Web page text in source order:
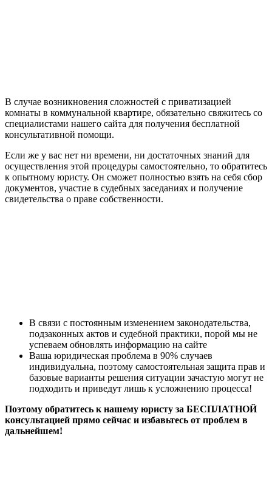
В случае возникновения сложностей с приватизацией
комнаты в коммунальной квартире, обязательно свяжитесь со
специалистами нашего сайта для получения бесплатной
консультативной помощи.
Если же у вас нет ни времени, ни достаточных знаний для
осуществления этой процедуры самостоятельно, то обратитесь
к опытному юристу. Он сможет полностью взять на себя сбор
документов, участие в судебных заседаниях и получение
свидетельства о праве собственности.
В связи с постоянным изменением законодательства,
подзаконных актов и судебной практики, порой мы не
успеваем обновлять информацию на сайте
Ваша юридическая проблема в 90% случаев
индивидуальна, поэтому самостоятельная защита прав и
базовые варианты решения ситуации зачастую могут не
подходить и приведут лишь к усложнению процесса!
Поэтому обратитесь к нашему юристу за БЕСПЛАТНОЙ
консультацией прямо сейчас и избавьтесь от проблем в
дальнейшем!